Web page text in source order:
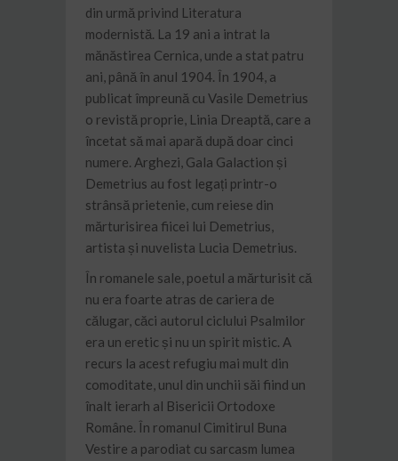
din urmă privind Literatura
modernistă. La 19 ani a intrat la
mănăstirea Cernica, unde a stat patru
ani, până în anul 1904. În 1904, a
publicat împreună cu Vasile Demetrius
o revistă proprie, Linia Dreaptă, care a
încetat să mai apară după doar cinci
numere. Arghezi, Gala Galaction și
Demetrius au fost legați printr-o
strânsă prietenie, cum reiese din
mărturisirea fiicei lui Demetrius,
artista și nuvelista Lucia Demetrius.
În romanele sale, poetul a mărturisit că
nu era foarte atras de cariera de
călugar, căci autorul ciclului Psalmilor
era un eretic și nu un spirit mistic. A
recurs la acest refugiu mai mult din
comoditate, unul din unchii săi fiind un
înalt ierarh al Bisericii Ortodoxe
Române. În romanul Cimitirul Buna
Vestire a parodiat cu sarcasm lumea